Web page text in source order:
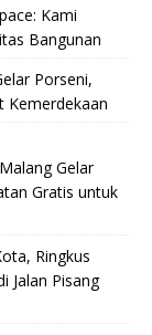
Kami
Bangunan
Porseni,
Kemerdekaan
Gelar
Gratis untuk
Ringkus
Jalan Pisang